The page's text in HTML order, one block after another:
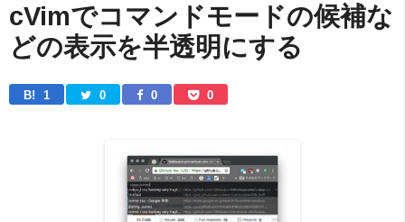
cVimでコマンドモードの候補な
どの表示を半透明にする
B! 1 0 0 0